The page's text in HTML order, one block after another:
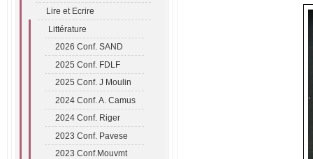
Lire et Ecrire
Littérature
2026 Conf. SAND
2025 Conf. FDLF
2025 Conf. J Moulin
2024 Conf. A. Camus
2024 Conf. Riger
2023 Conf. Pavese
2023 Conf.Mouvmt